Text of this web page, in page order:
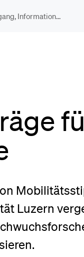
Luzern
Bibliothek
Menuplan
Anmeldung